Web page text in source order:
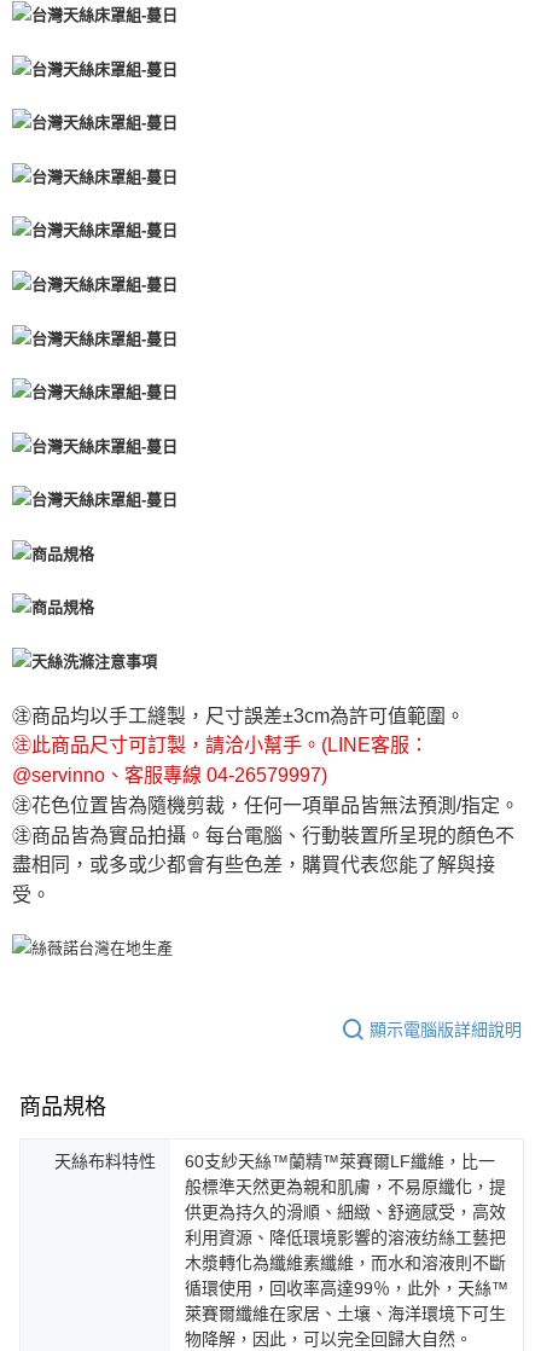
㊟商品均以手工縫製，尺寸誤差±3cm為許可值範圍。
㊟此商品尺寸可訂製，請洽小幫手。(LINE客服：
@servinno、客服專線 04-26579997)
㊟花色位置皆為隨機剪裁，任何一項單品皆無法預測/指定。
㊟商品皆為實品拍攝。每台電腦、行動裝置所呈現的顏色不
盡相同，或多或少都會有些色差，購買代表您能了解與接
受。
顯示電腦版詳細說明
商品規格
天絲布料特性
60支紗天絲™蘭精™萊賽爾LF纖維，比一
般標準天然更為親和肌膚，不易原纖化，提
供更為持久的滑順、細緻、舒適感受，高效
利用資源、降低環境影響的溶液纺絲工藝把
木漿轉化為纖維素纖維，而水和溶液則不斷
循環使用，回收率高達99％，此外，天絲™
萊賽爾纖維在家居、土壤、海洋環境下可生
物降解，因此，可以完全回歸大自然。